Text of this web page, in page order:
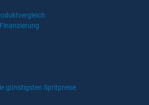
Finanzierung
günstigsten Spritpreise